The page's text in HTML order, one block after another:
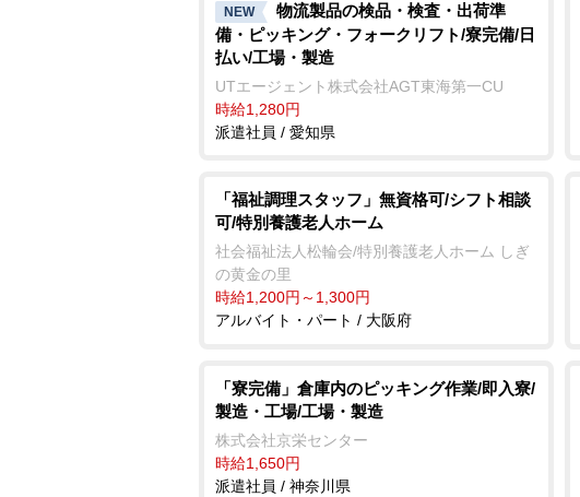
NEW
物流製品の検品・検査・出荷準
備・ピッキング・フォークリフト/寮完備/日
払い/工場・製造
UTエージェント株式会社AGT東海第一CU
時給1,280円
派遣社員 / 愛知県
「福祉調理スタッフ」無資格可/シフト相談
可/特別養護老人ホーム
社会福祉法人松輪会/特別養護老人ホーム しぎ
の黄金の里
時給1,200円～1,300円
アルバイト・パート / 大阪府
「寮完備」倉庫内のピッキング作業/即入寮/
製造・工場/工場・製造
株式会社京栄センター
時給1,650円
派遣社員 / 神奈川県